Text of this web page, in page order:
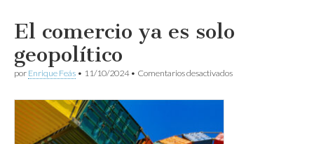
El comercio ya es solo
geopolítico
por Enrique Feás • 11/10/2024• Comentarios desactivadosen